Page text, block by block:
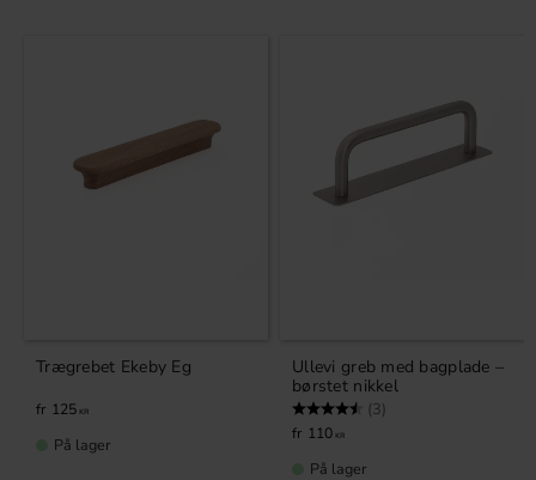
Trægrebet Ekeby Eg
125KR
På lager
Ullevi greb med bagplade –
børstet nikkel
Vurdering: (3)
110KR
På lager